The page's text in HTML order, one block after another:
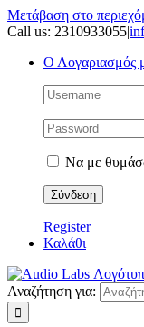
Μετάβαση στο
Call us: 2310933055|
Ο Λογαριασμός
Να με
Register
Καλάθι
Αναζήτηση για: